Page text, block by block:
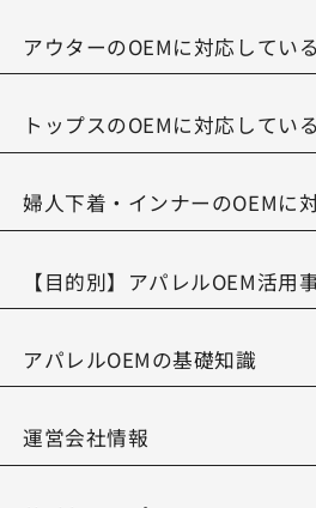
アウターのOEMに対応してい
トップスのOEMに対応してい
婦人下着・インナーのOEMに
【目的別】アパレルOEM活用
アパレルOEMの基礎知識
運営会社情報